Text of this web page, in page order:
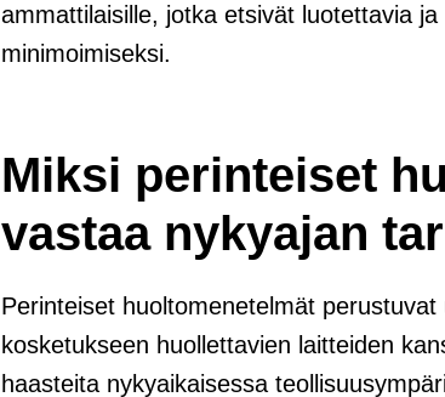
ammattilaisille, jotka etsivät luotettavia
minimoimiseksi.
Miksi perinteiset
vastaa nykyajan
Perinteiset huoltomenetelmät
kosketukseen huollettavien laitteiden
haasteita nykyaikaisessa